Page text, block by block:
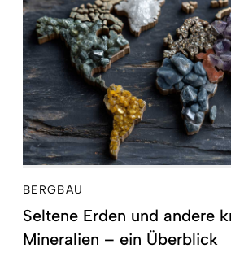
BERGBAU
Seltene Erden und andere
Mineralien – ein Überblick